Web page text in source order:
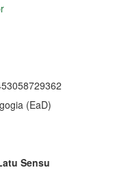
(EaD)
Sensu